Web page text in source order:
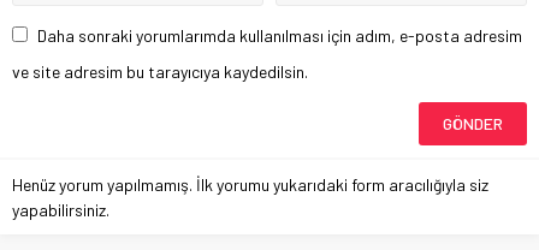
Daha sonraki yorumlarımda kullanılması için adım, e-posta adresim
ve site adresim bu tarayıcıya kaydedilsin.
Henüz yorum yapılmamış. İlk yorumu yukarıdaki form aracılığıyla siz
yapabilirsiniz.